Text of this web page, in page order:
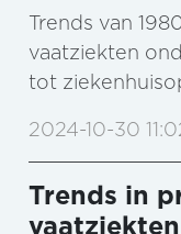
Trends van
vaatziekten
tot
2024-10-30
Trends in